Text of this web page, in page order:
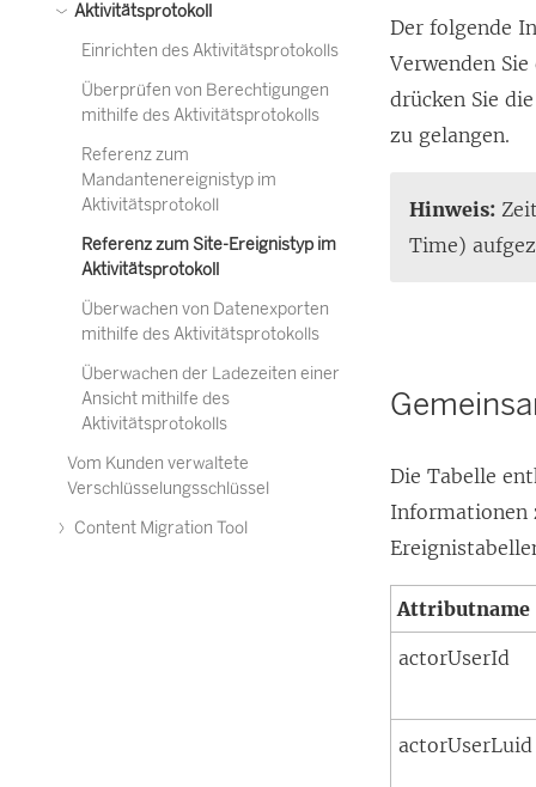
Aktivitätsprotokoll
Einrichten des Aktivitätsprotokolls
Überprüfen von Berechtigungen
mithilfe des Aktivitätsprotokolls
Referenz zum
Mandantenereignistyp im
Aktivitätsprotokoll
Referenz zum Site-Ereignistyp im
Aktivitätsprotokoll
Überwachen von Datenexporten
mithilfe des Aktivitätsprotokolls
Überwachen der Ladezeiten einer
Ansicht mithilfe des
Aktivitätsprotokolls
Vom Kunden verwaltete
Verschlüsselungsschlüssel
Content Migration Tool
Der folgende
Verwenden
drücken Sie
zu gelangen.
Hinweis:
Time)
Die Tabelle
Informationen
Attributname
actorUserId
actorUserLuid